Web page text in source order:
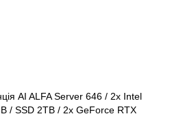
AI ALFA Server 646 / 2х Intel
/ SSD 2TB / 2x GeForce RTX